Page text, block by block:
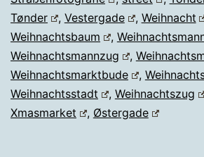
Tønder
, Vestergade , Weihnacht
Weihnachtsbaum
,
Weihnachtsmannzug
,
Weihnachtsmarktbude
,
Weihnachtsstadt
, Weihnachtszug
Xmasmarket
, Østergade